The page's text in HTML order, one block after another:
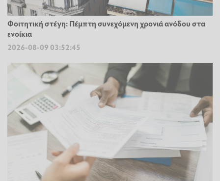
Φοιτητική στέγη: Πέμπτη συνεχόμενη χρονιά ανόδου στα
ενοίκια
2026-08-09 03:52:45